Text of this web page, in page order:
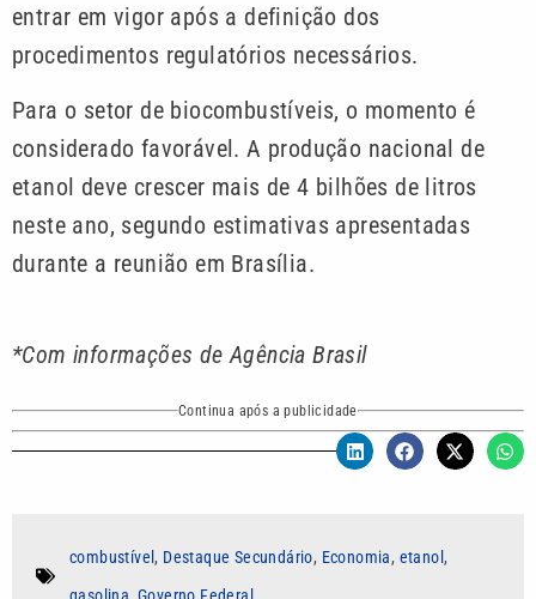
entrar em vigor após a definição dos
procedimentos regulatórios necessários.
Para o setor de biocombustíveis, o momento é
considerado favorável. A produção nacional de
etanol deve crescer mais de 4 bilhões de litros
neste ano, segundo estimativas apresentadas
durante a reunião em Brasília.
*Com informações de Agência Brasil
Continua após a publicidade
combustível, Destaque Secundário, Economia, etanol,
gasolina ,Governo Federal